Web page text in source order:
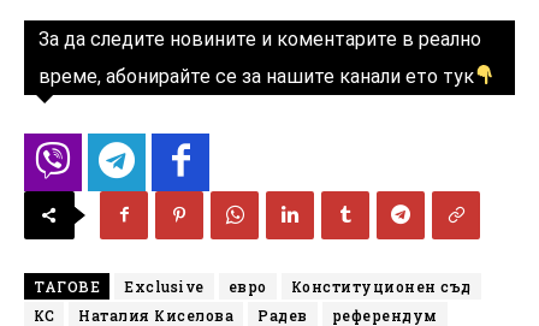
За да следите новините и коментарите в реално
време, абонирайте се за нашите канали ето тук
ТАГОВЕ Exclusive евро
Конституционен съд
КС
Наталия Киселова Радев референдум